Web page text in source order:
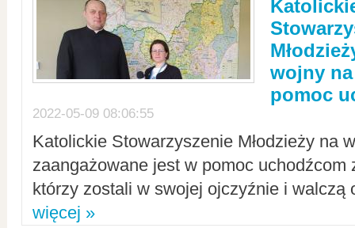
wojny
pomoc
2022-05-09 08:06:55
Katolickie Stowarzyszenie Młodzieży na
zaangażowane jest w pomoc uchodźcom
którzy zostali w swojej ojczyźnie i walczą
więcej »